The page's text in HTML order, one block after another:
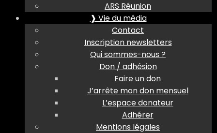
ARS Réunion
❱ Vie du média
Contact
Inscription newsletters
Qui sommes-nous ?
Don / adhésion
Faire un don
J’arrête mon don mensuel
L’espace donateur
Adhérer
Mentions légales